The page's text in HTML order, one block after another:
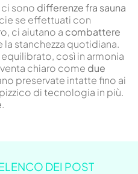
ci sono differenze fra sauna
se effettuati con
ci aiutano a combattere
la stanchezza quotidiana.
così in armonia
chiaro come due
preservate intatte fino ai
di tecnologia in più.
.
DEI POST